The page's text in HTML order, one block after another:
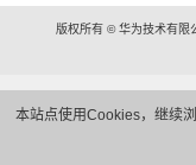
本站点使用Cookies，继续
版权所有 © 华为技术有